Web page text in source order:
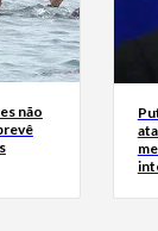
não